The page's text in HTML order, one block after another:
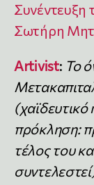
Συνέντευξη
Σωτήρη
Artivist: Το
(χαϊδευτικό
πρόκληση:
τέλος του